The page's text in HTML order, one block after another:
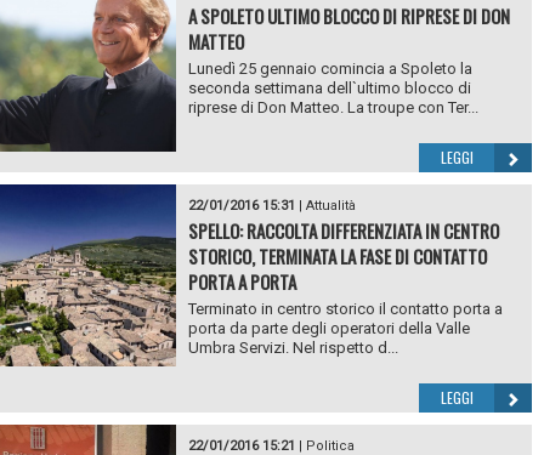
A SPOLETO ULTIMO BLOCCO DI RIPRESE DI DON
MATTEO
Lunedì 25 gennaio comincia a Spoleto la
seconda settimana dell`ultimo blocco di
riprese di Don Matteo. La troupe con Ter...
LEGGI
22/01/2016 15:31 | Attualità
SPELLO: RACCOLTA DIFFERENZIATA IN CENTRO
STORICO, TERMINATA LA FASE DI CONTATTO
PORTA A PORTA
Terminato in centro storico il contatto porta a
porta da parte degli operatori della Valle
Umbra Servizi. Nel rispetto d...
LEGGI
22/01/2016 15:21 | Politica